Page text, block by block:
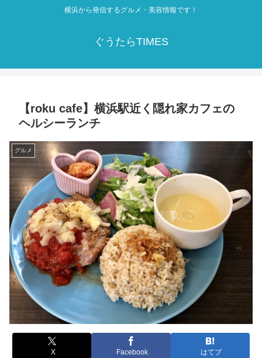
横浜から発信するグルメ・美容情報です！
ぐうたらTIMES
【roku cafe】横浜駅近く隠れ家カフェの
ヘルシーランチ
グルメ
X Facebook はてブ